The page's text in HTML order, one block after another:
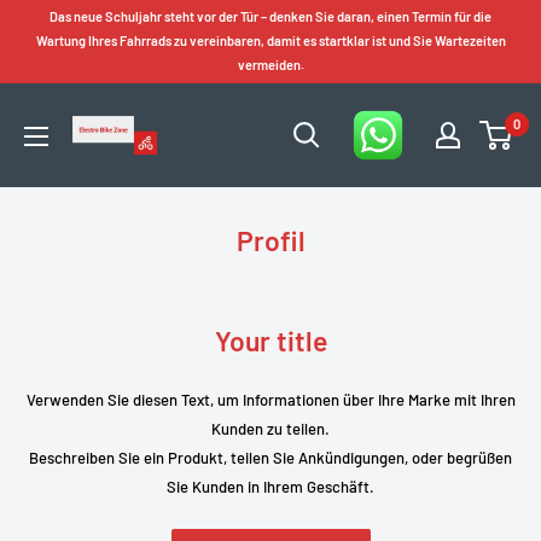
Inhalt
Das neue Schuljahr steht vor der Tür – denken Sie daran, einen Termin für die
Wartung Ihres Fahrrads zu vereinbaren, damit es startklar ist und Sie Wartezeiten
vermeiden.
Electro
Zone
0
Profil
Your title
Verwenden Sie diesen Text, um Informationen über Ihre Marke mit Ihren
Kunden zu teilen.
Beschreiben Sie ein Produkt, teilen Sie Ankündigungen, oder begrüßen
Sie Kunden in Ihrem Geschäft.